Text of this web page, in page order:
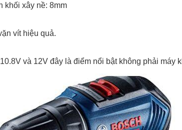
khối xây nề: 8mm
vít hiệu quả.
và 12V đây là điểm nổi bật không phải máy